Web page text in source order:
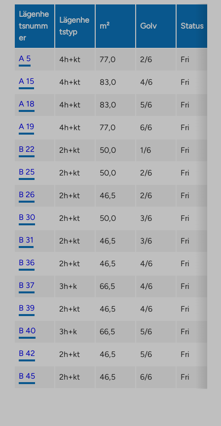
opens
a
new
Lägenhe
tsnumm
er
Lägenhe
tstyp
m² Golv Status
A 5 4h+kt 77,0 2/6 Fri
A 15 4h+kt 83,0 4/6 Fri
A 18 4h+kt 83,0 5/6 Fri
A 19 4h+kt 77,0 6/6 Fri
B 22 2h+kt 50,0 1/6 Fri
B 25 2h+kt 50,0 2/6 Fri
B 26 2h+kt 46,5 2/6 Fri
B 30 2h+kt 50,0 3/6 Fri
B 31 2h+kt 46,5 3/6 Fri
B 36 2h+kt 46,5 4/6 Fri
B 37 3h+k 66,5 4/6 Fri
B 39 2h+kt 46,5 4/6 Fri
B 40 3h+k 66,5 5/6 Fri
B 42 2h+kt 46,5 5/6 Fri
B 45 2h+kt 46,5 6/6 Fri